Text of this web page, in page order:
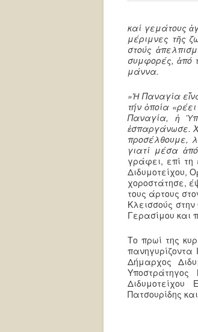
καί γεμάτους
μέριμνες τῆς
στούς
συμφορές, ἀπό
μάννα.
»Ἡ Παναγία
τήν ὁποία
Παναγία, ἡ
ἐσπαργάνωσε.
προσέλθουμε,
γιατί μέσα
γράφει, επί τη
Διδυμοτείχου,
χοροστάτησε,
τους άρτους
Κλεισσούς
Γερασίμου και
Το πρωί της
πανηγυρίζοντα
Δήμαρχος
Υποστράτηγος
Πατσουρίδης